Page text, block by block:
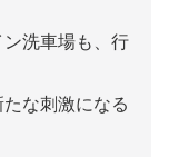
洗車場も、行
な刺激になる